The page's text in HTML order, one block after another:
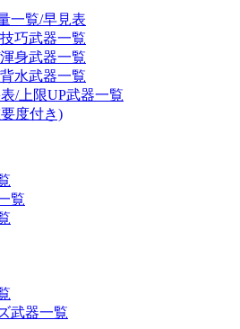
一覧/早見表
巧武器一覧
身武器一覧
水武器一覧
/上限UP武器一覧
度付き)
覧
武器一覧